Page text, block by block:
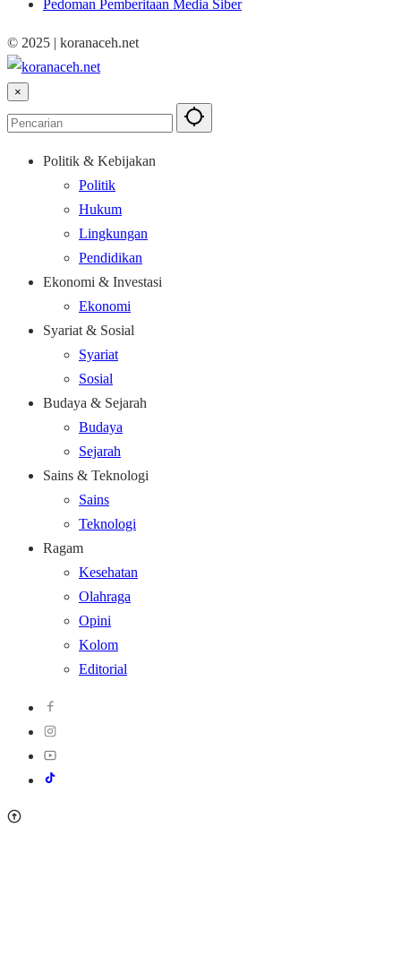
Pedoman Pemberitaan Media Siber
© 2025 | koranaceh.net
×
Politik & Kebijakan
Politik
Hukum
Lingkungan
Pendidikan
Ekonomi & Investasi
Ekonomi
Syariat & Sosial
Syariat
Sosial
Budaya & Sejarah
Budaya
Sejarah
Sains & Teknologi
Sains
Teknologi
Ragam
Kesehatan
Olahraga
Opini
Kolom
Editorial